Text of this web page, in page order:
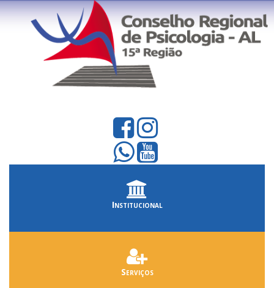
Institucional
Serviços